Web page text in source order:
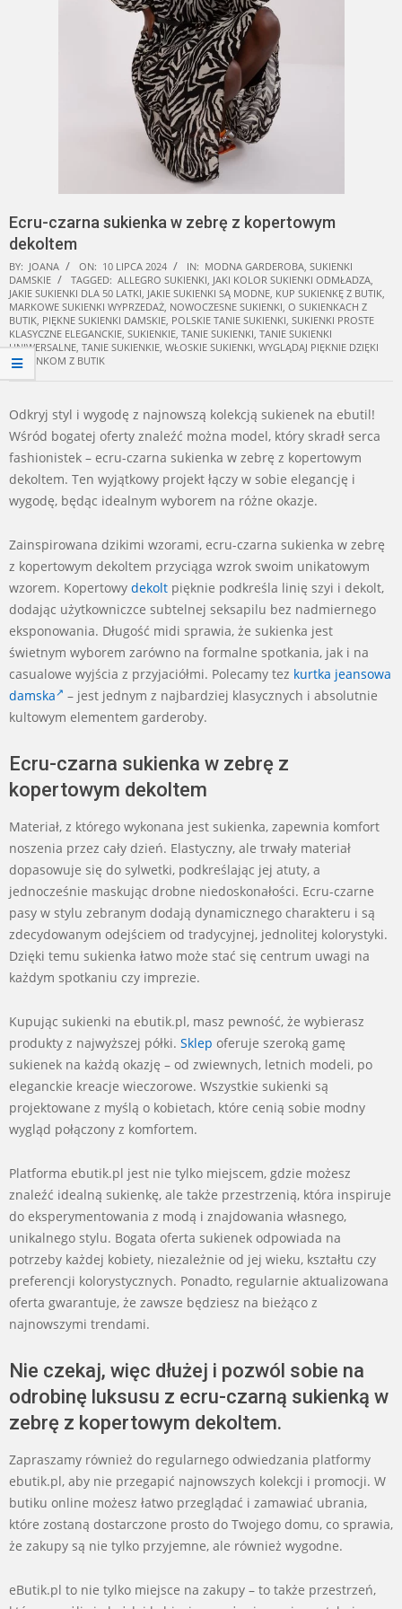
Ecru-czarna sukienka w zebrę z kopertowym
dekoltem
BY: JOANA ON: 10 LIPCA 2024 IN: MODNA GARDEROBA SUKIENKI
DAMSKIE
TAGGED: ALLEGRO SUKIENKI JAKI KOLOR SUKIENKI ODMŁADZA
JAKIE SUKIENKI DLA 50 LATKI JAKIE SUKIENKI SĄ MODNE KUP SUKIENKĘ Z BUTIK
MARKOWE SUKIENKI WYPRZEDAŻ NOWOCZESNE SUKIENKI O SUKIENKACH Z
BUTIK PIĘKNE SUKIENKI DAMSKIE POLSKIE TANIE SUKIENKI SUKIENKI PROSTE
KLASYCZNE ELEGANCKIE SUKIENKIE TANIE SUKIENKI TANIE SUKIENKI
UNIWERSALNE TANIE SUKIENKIE WŁOSKIE SUKIENKI WYGLĄDAJ PIĘKNIE DZIĘKI
SUKIENKOM Z BUTIK
Odkryj styl i wygodę z najnowszą kolekcją sukienek na ebutil!
Wśród bogatej oferty znaleźć można model, który skradł serca
fashionistek – ecru-czarna sukienka w zebrę z kopertowym
dekoltem. Ten wyjątkowy projekt łączy w sobie elegancję i
wygodę, będąc idealnym wyborem na różne okazje.
Zainspirowana dzikimi wzorami, ecru-czarna sukienka w zebrę
z kopertowym dekoltem przyciąga wzrok swoim unikatowym
wzorem. Kopertowy dekolt pięknie podkreśla linię szyi i dekolt,
dodając użytkowniczce subtelnej seksapilu bez nadmiernego
eksponowania. Długość midi sprawia, że sukienka jest
świetnym wyborem zarówno na formalne spotkania, jak i na
casualowe wyjścia z przyjaciółmi. Polecamy tez kurtka jeansowa
damska
– jest jednym z najbardziej klasycznych i absolutnie
kultowym elementem garderoby.
Ecru-czarna sukienka w zebrę z
kopertowym dekoltem
Materiał, z którego wykonana jest sukienka, zapewnia komfort
noszenia przez cały dzień. Elastyczny, ale trwały materiał
dopasowuje się do sylwetki, podkreślając jej atuty, a
jednocześnie maskując drobne niedoskonałości. Ecru-czarne
pasy w stylu zebranym dodają dynamicznego charakteru i są
zdecydowanym odejściem od tradycyjnej, jednolitej kolorystyki.
Dzięki temu sukienka łatwo może stać się centrum uwagi na
każdym spotkaniu czy imprezie.
Kupując sukienki na ebutik.pl, masz pewność, że wybierasz
produkty z najwyższej półki. Sklep oferuje szeroką gamę
sukienek na każdą okazję – od zwiewnych, letnich modeli, po
eleganckie kreacje wieczorowe. Wszystkie sukienki są
projektowane z myślą o kobietach, które cenią sobie modny
wygląd połączony z komfortem.
Platforma ebutik.pl jest nie tylko miejscem, gdzie możesz
znaleźć idealną sukienkę, ale także przestrzenią, która inspiruje
do eksperymentowania z modą i znajdowania własnego,
unikalnego stylu. Bogata oferta sukienek odpowiada na
potrzeby każdej kobiety, niezależnie od jej wieku, kształtu czy
preferencji kolorystycznych. Ponadto, regularnie aktualizowana
oferta gwarantuje, że zawsze będziesz na bieżąco z
najnowszymi trendami.
Nie czekaj, więc dłużej i pozwól sobie na
odrobinę luksusu z ecru-czarną sukienką w
zebrę z kopertowym dekoltem.
Zapraszamy również do regularnego odwiedzania platformy
ebutik.pl, aby nie przegapić najnowszych kolekcji i promocji. W
butiku online możesz łatwo przeglądać i zamawiać ubrania,
które zostaną dostarczone prosto do Twojego domu, co sprawia,
że zakupy są nie tylko przyjemne, ale również wygodne.
eButik.pl to nie tylko miejsce na zakupy – to także przestrzeń,